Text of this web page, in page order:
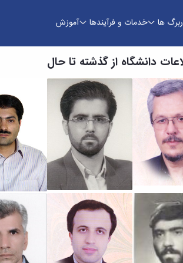
ها خدمات و فرآیندها آموزش
دانشگاه از گذشته تا حال
میرحسین
فناوری اطلاعات
مهندسي
هوش مصنوعي
دکتر حسن ختن
لو
دومین مدیر فناوری اطلاعات
رشته تخصصی: مهندسي
كامپيوتر-هوش مصنوعي
دکتر
سومین مدیر
رشته
برق